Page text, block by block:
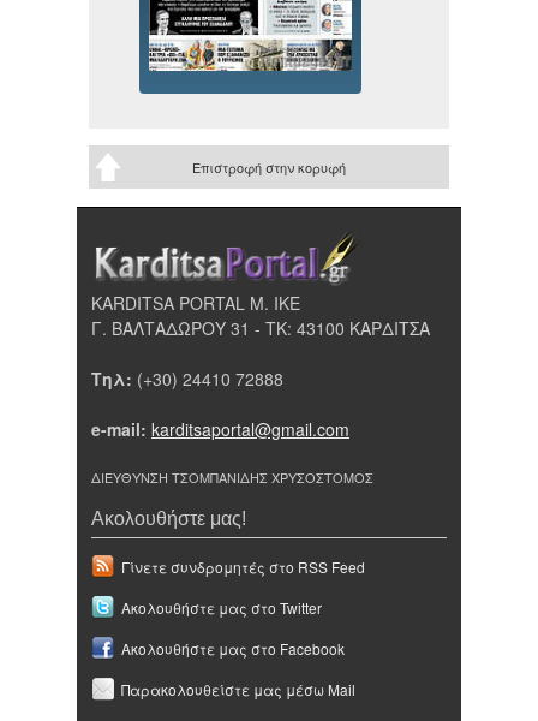
Επιστροφή στην κορυφή
KARDITSA PORTAL Μ. ΙΚΕ
Γ. ΒΑΛΤΑΔΩΡΟΥ 31 - ΤΚ: 43100 ΚΑΡΔΙΤΣΑ
Τηλ: (+30) 24410 72888
e-mail: karditsaportal@gmail.com
ΔΙΕΥΘΥΝΣΗ ΤΣΟΜΠΑΝΙΔΗΣ ΧΡΥΣΟΣΤΟΜΟΣ
Ακολουθήστε μας!
Γίνετε συνδρομητές στο RSS Feed
Ακολουθήστε μας στο Twitter
Ακολουθήστε μας στο Facebook
Παρακολουθείστε μας μέσω Mail